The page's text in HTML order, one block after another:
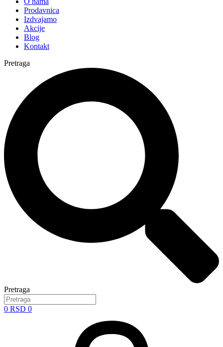
Prodavnica
Izdvajamo
Akcije
Blog
Kontakt
Pretraga
Pretraga
0 RSD 0